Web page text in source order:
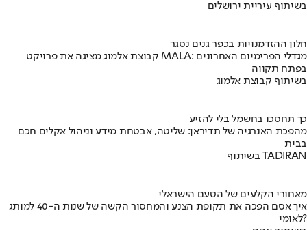
בשיתוף עיריית ירושלים
חלון ההזדמנויות בכפר גנים נסגר
קבוצת אלמוג מציגה את פרויקט MALA: מגדלי הפרימיום האחרונים
בפתח תקווה
בשיתוף קבוצת אלמוג
כך תחסכו בחשמל בלי להזיע
מהפכת האנרגיה של תדיראן: שליטה, אבטחת מידע וניהול אקלים חכם
בבית
בשיתוף TADIRAN
מאחורי הקלעים של הטעם הישראלי
איך אסם הפכה את תקופת הצנע והמחסור הקשה של שנות ה-40 למותג
לאומי?